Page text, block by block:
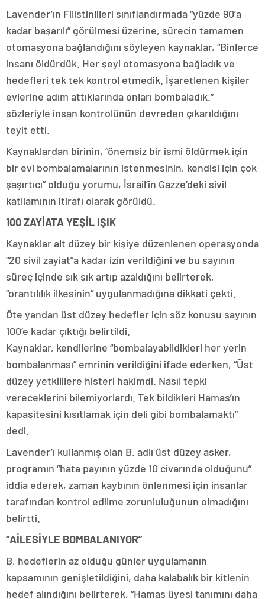
Lavender’ın Filistinlileri sınıflandırmada “yüzde 90’a
kadar başarılı” görülmesi üzerine, sürecin tamamen
otomasyona bağlandığını söyleyen kaynaklar, “Binlerce
insanı öldürdük. Her şeyi otomasyona bağladık ve
hedefleri tek tek kontrol etmedik. İşaretlenen kişiler
evlerine adım attıklarında onları bombaladık.”
sözleriyle insan kontrolünün devreden çıkarıldığını
teyit etti.
Kaynaklardan birinin, “önemsiz bir ismi öldürmek için
bir evi bombalamalarının istenmesinin, kendisi için çok
şaşırtıcı” olduğu yorumu, İsrail’in Gazze’deki sivil
katliamının itirafı olarak görüldü.
100 ZAYİATA YEŞİL IŞIK
Kaynaklar alt düzey bir kişiye düzenlenen operasyonda
“20 sivil zayiat”a kadar izin verildiğini ve bu sayının
süreç içinde sık sık artıp azaldığını belirterek,
“orantılılık ilkesinin” uygulanmadığına dikkati çekti.
Öte yandan üst düzey hedefler için söz konusu sayının
100’e kadar çıktığı belirtildi.
Kaynaklar, kendilerine “bombalayabildikleri her yerin
bombalanması” emrinin verildiğini ifade ederken, “Üst
düzey yetkililere histeri hakimdi. Nasıl tepki
vereceklerini bilemiyorlardı. Tek bildikleri Hamas’ın
kapasitesini kısıtlamak için deli gibi bombalamaktı”
dedi.
Lavender’ı kullanmış olan B. adlı üst düzey asker,
programın “hata payının yüzde 10 civarında olduğunu”
iddia ederek, zaman kaybının önlenmesi için insanlar
tarafından kontrol edilme zorunluluğunun olmadığını
belirtti.
“AİLESİYLE BOMBALANIYOR”
B, hedeflerin az olduğu günler uygulamanın
kapsamının genişletildiğini, daha kalabalık bir kitlenin
hedef alındığını belirterek, “Hamas üyesi tanımını daha